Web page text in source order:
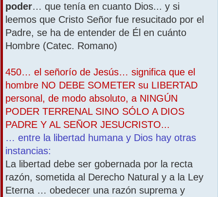
poder… que tenía en cuanto Dios... y si
leemos que Cristo Señor fue resucitado por el
Padre, se ha de entender de Él en cuánto
Hombre (Catec. Romano)
450… el señorío de Jesús… significa que el
hombre NO DEBE SOMETER su LIBERTAD
personal, de modo absoluto, a NINGÚN
PODER TERRENAL SINO SÓLO A DIOS
PADRE Y AL SEÑOR JESUCRISTO...
… entre la libertad humana y Dios hay otras
instancias:
La libertad debe ser gobernada por la recta
razón, sometida al Derecho Natural y a la Ley
Eterna … obedecer una razón suprema y